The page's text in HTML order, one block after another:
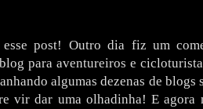
esse post! Outro dia fiz um
para aventureiros e
algumas dezenas de blogs
vir dar uma olhadinha! E